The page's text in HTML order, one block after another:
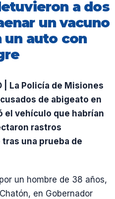
a dos
un vacuno
un auto con
| La Policía de Misiones
de abigeato en
el vehículo que habrían
rastros
una prueba de
un hombre de 38 años,
en Gobernador